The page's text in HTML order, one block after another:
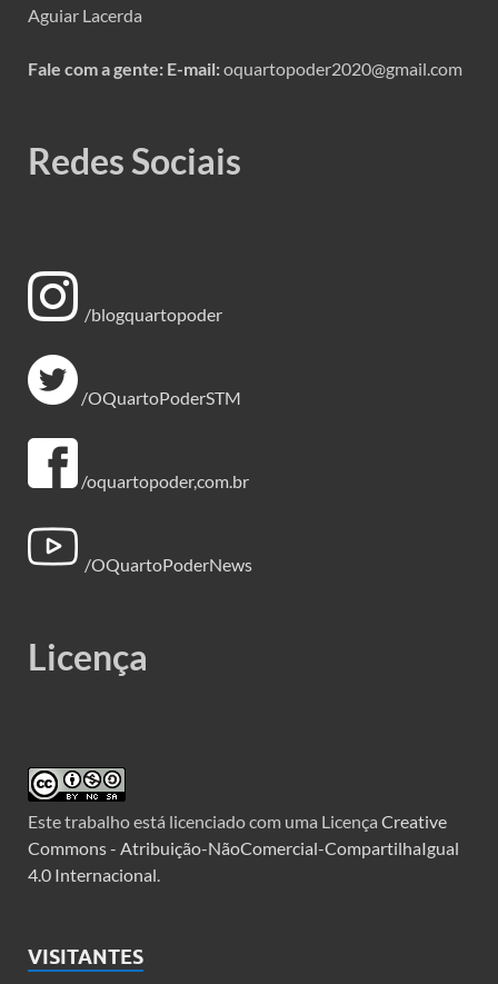
Aguiar Lacerda
Fale com a gente: E-mail:oquartopoder2020@gmail.com
Redes Sociais
/blogquartopoder
/OQuartoPoderSTM
/oquartopoder,com.br
/OQuartoPoderNews
Licença
Este trabalho está licenciado com uma Licença Creative
Commons - Atribuição-NãoComercial-CompartilhaIgual
4.0 Internacional
VISITANTES